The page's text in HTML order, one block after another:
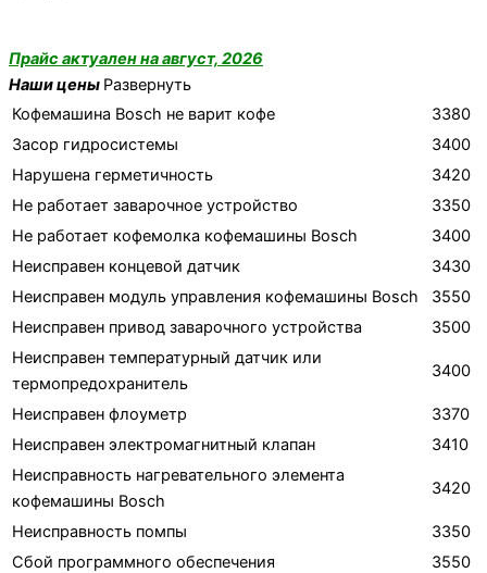
Прайс актуален на август, 2026
Наши цены Развернуть
Кофемашина Bosch не варит кофе
3380
Засор гидросистемы
3400
Нарушена герметичность
3420
Не работает заварочное устройство
3350
Не работает кофемолка кофемашины Bosch
3400
Неисправен концевой датчик
3430
Неисправен модуль управления кофемашины Bosch
3550
Неисправен привод заварочного устройства
3500
Неисправен температурный датчик или
термопредохранитель
3400
Неисправен флоуметр
3370
Неисправен электромагнитный клапан
3410
Неисправность нагревательного элемента
кофемашины Bosch
3420
Неисправность помпы
3350
Сбой программного обеспечения
3550